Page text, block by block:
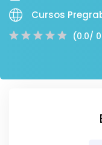
Cursos
(0.0/